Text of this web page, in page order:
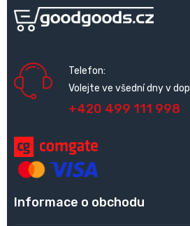
Telefon:
Volejte ve všední dny v
+420 499 111 998
Informace o obchodu